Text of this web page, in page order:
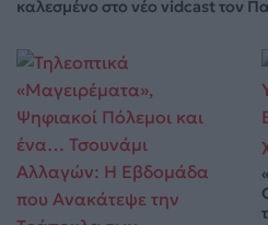
καλεσμένο στο νέο vidcast τον